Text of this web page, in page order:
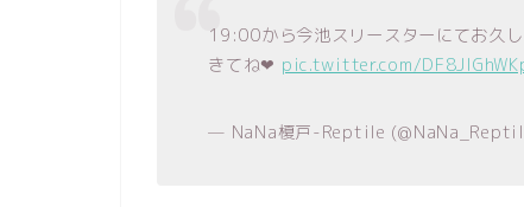
19:00から今池スリースターにてお久
きてね❤ pic.twitter.com/
— NaNa榎戸-Reptile